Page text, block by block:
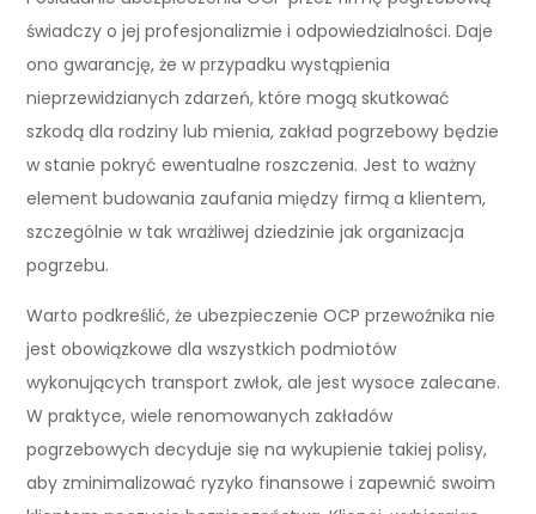
świadczy o jej profesjonalizmie i odpowiedzialności. Daje
ono gwarancję, że w przypadku wystąpienia
nieprzewidzianych zdarzeń, które mogą skutkować
szkodą dla rodziny lub mienia, zakład pogrzebowy będzie
w stanie pokryć ewentualne roszczenia. Jest to ważny
element budowania zaufania między firmą a klientem,
szczególnie w tak wrażliwej dziedzinie jak organizacja
pogrzebu.
Warto podkreślić, że ubezpieczenie OCP przewoźnika nie
jest obowiązkowe dla wszystkich podmiotów
wykonujących transport zwłok, ale jest wysoce zalecane.
W praktyce, wiele renomowanych zakładów
pogrzebowych decyduje się na wykupienie takiej polisy,
aby zminimalizować ryzyko finansowe i zapewnić swoim